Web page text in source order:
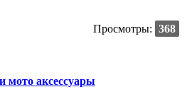
Просмотры: 368
мото аксессуары